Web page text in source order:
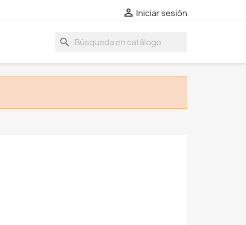
 Iniciar sesión
search